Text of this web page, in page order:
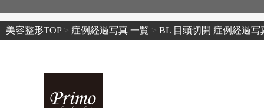
美容整形TOP> 症例経過写真 一覧 > BL 目頭切開 症例経過写